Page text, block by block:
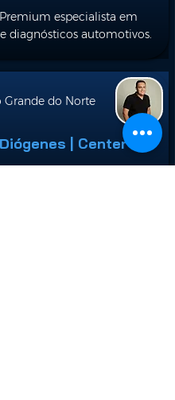
especialista em
diagnósticos automotivos.
Grande do Norte
| Center Car